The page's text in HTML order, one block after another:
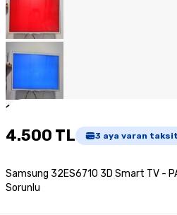
1
4.500 TL 3 aya varan
Samsung 32ES6710 3D Smart TV -
Sorunlu